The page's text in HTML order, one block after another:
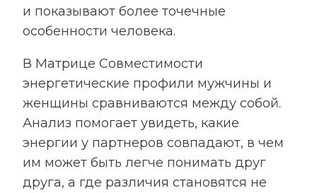
и показывают более точечные
особенности человека.
В Матрице Совместимости
энергетические профили мужчины и
женщины сравниваются между собой.
Анализ помогает увидеть, какие
энергии у партнеров совпадают, в чем
им может быть легче понимать друг
друга, а где различия становятся не